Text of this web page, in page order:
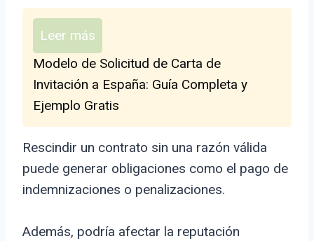
Leer más
Modelo de Solicitud de Carta de
Invitación a España: Guía Completa y
Ejemplo Gratis
Rescindir un contrato sin una razón válida
puede generar obligaciones como el pago de
indemnizaciones o penalizaciones.
Además, podría afectar la reputación